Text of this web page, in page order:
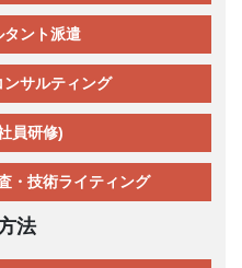
タント派遣
サルティング
員研修)
・技術ライティング
法